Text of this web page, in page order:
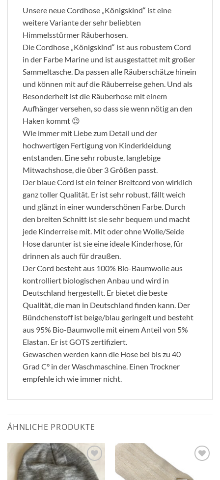
Unsere neue Cordhose „Königskind“ ist eine
weitere Variante der sehr beliebten
Himmelsstürmer Räuberhosen.
Die Cordhose „Königskind“ ist aus robustem Cord
in der Farbe Marine und ist ausgestattet mit großer
Sammeltasche. Da passen alle Räuberschätze hinein
und können mit auf die Räuberreise gehen. Und als
Besonderheit ist die Räuberhose mit einem
Aufhänger versehen, so dass sie wenn nötig an den
Haken kommt 😉
Wie immer mit Liebe zum Detail und der
hochwertigen Fertigung von Kinderkleidung
entstanden. Eine sehr robuste, langlebige
Mitwachshose, die über 3 Größen passt.
Der blaue Cord ist ein feiner Breitcord von wirklich
ganz toller Qualität. Er ist sehr robust, fällt weich
und glänzt in einer wunderschönen Farbe. Durch
den breiten Schnitt ist sie sehr bequem und macht
jede Kinderreise mit. Mit oder ohne Wolle/Seide
Hose darunter ist sie eine ideale Kinderhose, für
drinnen als auch für draußen.
Der Cord besteht aus 100% Bio-Baumwolle aus
kontrolliert biologischen Anbau und wird in
Deutschland hergestellt. Er bietet die beste
Qualität, die man in Deutschland finden kann. Der
Bündchenstoff ist beige/blau geringelt und besteht
aus 95% Bio-Baumwolle mit einem Anteil von 5%
Elastan. Er ist GOTS zertifiziert.
Gewaschen werden kann die Hose bei bis zu 40
Grad C° in der Waschmaschine. Einen Trockner
empfehle ich wie immer nicht.
ÄHNLICHE PRODUKTE
Zum
Wunschzettel
Wunschzettel